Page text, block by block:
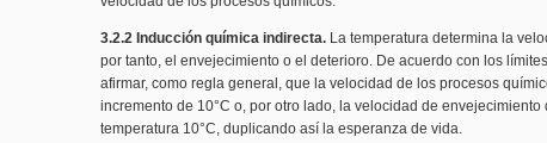
3.2.2 Inducción química indirecta. La temperatura determina la
por tanto, el envejecimiento o el deterioro. De acuerdo con los
afirmar, como regla general, que la velocidad de los procesos
incremento de 10°C o, por otro lado, la velocidad de
temperatura 10°C, duplicando así la esperanza de vida.